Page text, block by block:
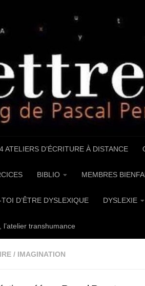
4 ATELIERS D’ÉCRITURE À DISTANCE
BIBLIO MEMBRES
D’ÊTRE DYSLEXIQUE DYSLEXIE
transhumance
/ IMAGINATION